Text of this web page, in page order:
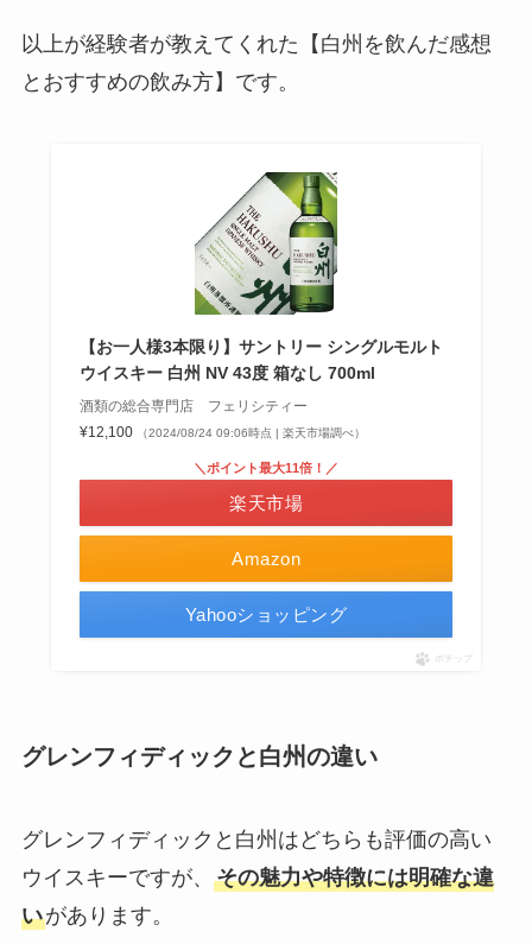
以上が経験者が教えてくれた【白州を飲んだ感想
とおすすめの飲み方】です。
【お一人様3本限り】サントリー シングルモルト
ウイスキー 白州 NV 43度 箱なし 700ml
酒類の総合専門店 フェリシティー
¥12,100
（2024/08/24 09:06時点 | 楽天市場調べ）
Amazon
＼ポイント最大11倍！／
楽天市場
Yahooショッピング
ポチップ
グレンフィディックと白州の違い
グレンフィディックと白州はどちらも評価の高い
ウイスキーですが、 その魅力や特徴には明確な違
いがあります。